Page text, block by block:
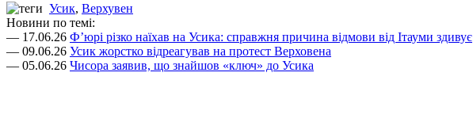
Усик, Верхувен
Новини по темі:
— 17.06.26 Ф’юрі різко наїхав на Усика: справжня причина відмови від Ітауми здивує
— 09.06.26 Усик жорстко відреагував на протест Верховена
— 05.06.26 Чисора заявив, що знайшов «ключ» до Усика